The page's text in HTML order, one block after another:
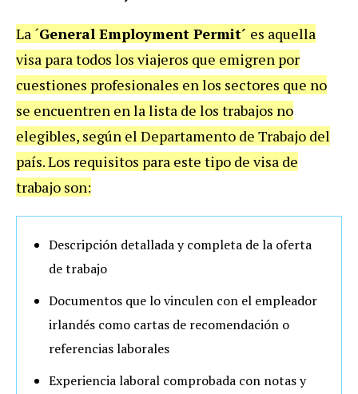
La ´General Employment Permit´ es aquella
visa para todos los viajeros que emigren por
cuestiones profesionales en los sectores que no
se encuentren en la lista de los trabajos no
elegibles, según el Departamento de Trabajo del
país. Los requisitos para este tipo de visa de
trabajo son:
Descripción detallada y completa de la oferta
de trabajo
Documentos que lo vinculen con el empleador
irlandés como cartas de recomendación o
referencias laborales
Experiencia laboral comprobada con notas y